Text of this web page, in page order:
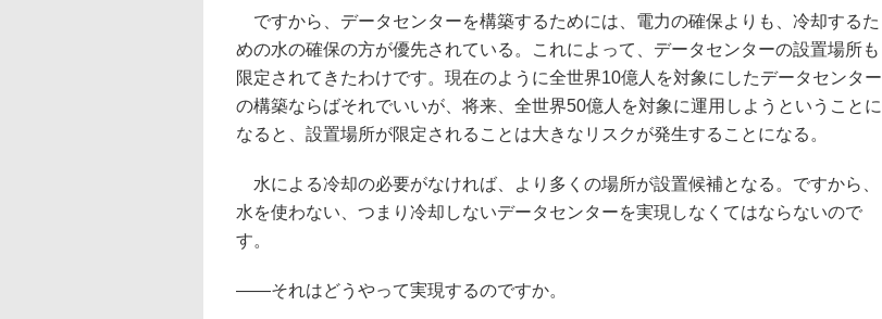
ですから、データセンターを構築するためには、電力の確保よりも、冷却するた
めの水の確保の方が優先されている。これによって、データセンターの設置場所も
限定されてきたわけです。現在のように全世界10億人を対象にしたデータセンター
の構築ならばそれでいいが、将来、全世界50億人を対象に運用しようということに
なると、設置場所が限定されることは大きなリスクが発生することになる。
水による冷却の必要がなければ、より多くの場所が設置候補となる。ですから、
水を使わない、つまり冷却しないデータセンターを実現しなくてはならないので
す。
――それはどうやって実現するのですか。